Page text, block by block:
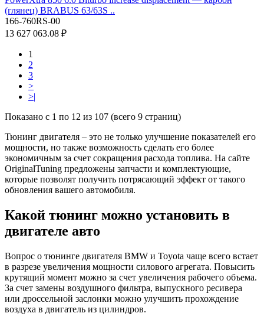
(глянец) BRABUS 63/63S ..
166-760RS-00
13 627 063.08 ₽
1
2
3
>
>|
Показано с 1 по 12 из 107 (всего 9 страниц)
Тюнинг двигателя – это не только улучшение показателей его
мощности, но также возможность сделать его более
экономичным за счет сокращения расхода топлива. На сайте
OriginalTuning предложены запчасти и комплектующие,
которые позволят получить потрясающий эффект от такого
обновления вашего автомобиля.
Какой тюнинг можно установить в
двигателе авто
Вопрос о тюнинге двигателя BMW и Toyota чаще всего встает
в разрезе увеличения мощности силового агрегата. Повысить
крутящий момент можно за счет увеличения рабочего объема.
За счет замены воздушного фильтра, выпускного ресивера
или дроссельной заслонки можно улучшить прохождение
воздуха в двигатель из цилиндров.